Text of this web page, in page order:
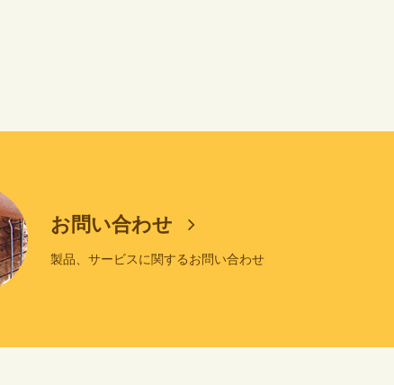
お問い合わせ
製品、サービスに関するお問い合わせ